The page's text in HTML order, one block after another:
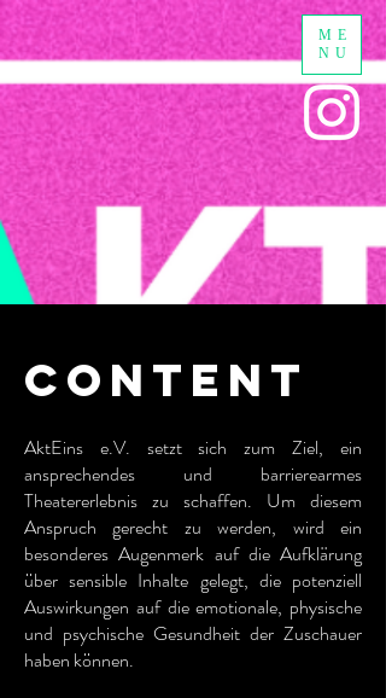
ME
NU
CONTENT
AktEins e.V. setzt sich zum Ziel, ein
ansprechendes und barrierearmes
Theatererlebnis zu schaffen. Um diesem
Anspruch gerecht zu werden, wird ein
besonderes Augenmerk auf die Aufklärung
über sensible Inhalte gelegt, die potenziell
Auswirkungen auf die emotionale, physische
und psychische Gesundheit der Zuschauer
haben können.